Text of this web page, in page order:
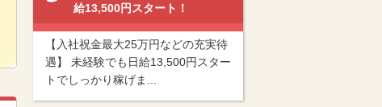
給13,500円スタート！
【入社祝金最大25万円などの充実待
遇】 未経験でも日給13,500円スター
トでしっかり稼げま...